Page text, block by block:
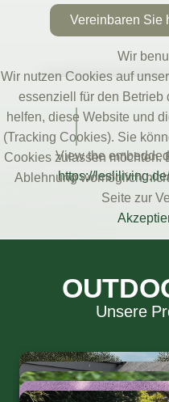
Vereinbaren Sie
View the
https://
Unsere
Wir
Wir nutzen Cookies auf
essenziell für den Betrieb
helfen, diese Website und
(Tracking Cookies). Sie
Cookies zulassen möchten.
Ablehnung womöglich
Seite zur